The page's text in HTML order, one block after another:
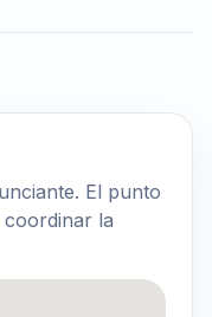
El punto
la